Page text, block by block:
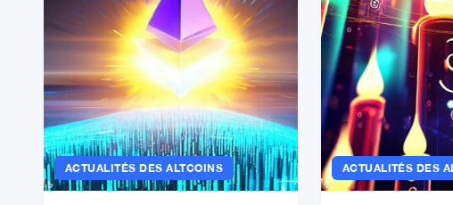
ACTUALITÉS DES ALTCOINS ACTUALITÉS DES